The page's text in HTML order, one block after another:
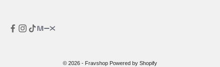
© 2026 - Fravshop Powered by Shopify